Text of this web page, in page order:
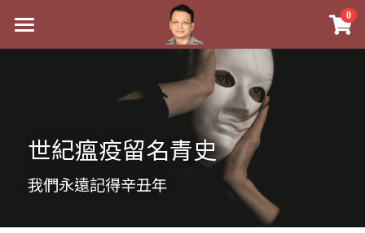
0
最新消息
世紀瘟疫留名青史
我們永遠記得辛丑年
×
商品分類
《十神高階實戰錄》完整典藏版
1美元超值PDF